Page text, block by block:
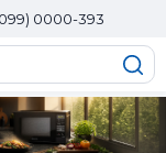
0000-393